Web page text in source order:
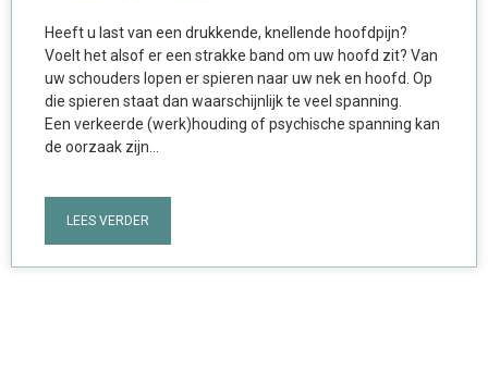
Heeft u last van een drukkende, knellende hoofdpijn?
Voelt het alsof er een strakke band om uw hoofd zit? Van
uw schouders lopen er spieren naar uw nek en hoofd. Op
die spieren staat dan waarschijnlijk te veel spanning.
Een verkeerde (werk)houding of psychische spanning kan
de oorzaak zijn…
LEES VERDER